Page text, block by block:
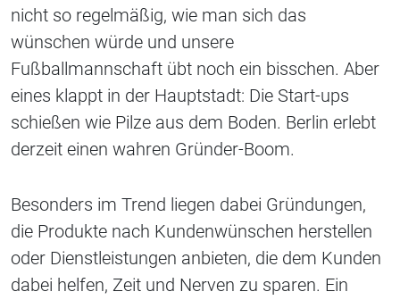
nicht so regelmäßig, wie man sich das
wünschen würde und unsere
Fußballmannschaft übt noch ein bisschen. Aber
eines klappt in der Hauptstadt: Die Start-ups
schießen wie Pilze aus dem Boden. Berlin erlebt
derzeit einen wahren Gründer-Boom.
Besonders im Trend liegen dabei Gründungen,
die Produkte nach Kundenwünschen herstellen
oder Dienstleistungen anbieten, die dem Kunden
dabei helfen, Zeit und Nerven zu sparen. Ein